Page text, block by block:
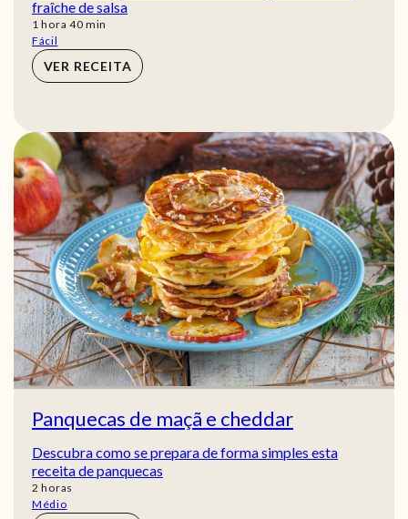
fraîche de salsa
1 hora
hora 40min
min
Fácil
VER RECEITA
Panquecas de maçã e cheddar
Descubra como se prepara de forma simples esta
receita de panquecas
2 horas
horas
Médio